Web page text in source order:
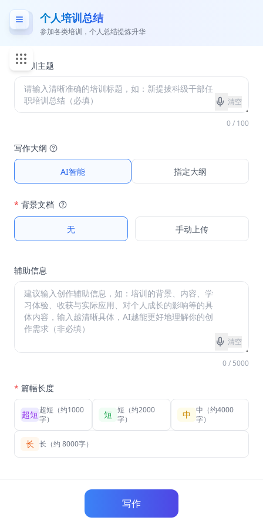
个人培训总结
参加各类培训，个人总结提炼升华
* 培训主题
清空
0 / 100
写作大纲
AI智能 指定大纲
* 背景文档
无 手动上传
辅助信息
清空
0 / 5000
* 篇幅长度
超短 超短（约1000
字）
短
短（约2000
字）
中 中（约4000
字）
长 长（约 8000字）
写作